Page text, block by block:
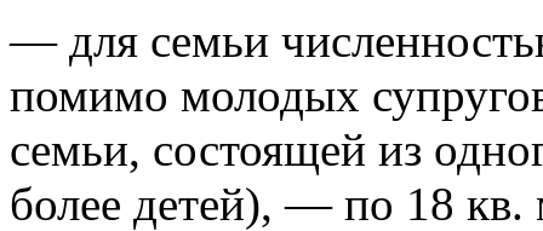
— для семьи
помимо молодых
семьи, состоящей из
более детей), — по 18 кв.